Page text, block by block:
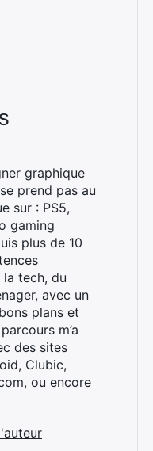
graphique
prend pas au
sur : PS5,
gaming
plus de 10
tech, du
avec un
plans et
m’a
des sites
Clubic,
ou encore